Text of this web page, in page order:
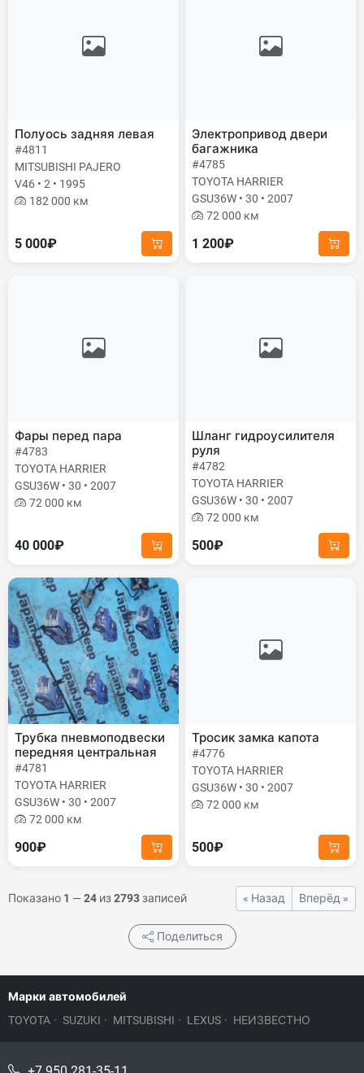
Полуось задняя левая
#4811
MITSUBISHI PAJERO
V46 • 2 • 1995
182 000 км
5 000₽
Электропривод двери
багажника
#4785
TOYOTA HARRIER
GSU36W • 30 • 2007
72 000 км
1 200₽
Фары перед пара
#4783
TOYOTA HARRIER
GSU36W • 30 • 2007
72 000 км
40 000₽
Шланг гидроусилителя
руля
#4782
TOYOTA HARRIER
GSU36W • 30 • 2007
72 000 км
500₽
Трубка пневмоподвески
передняя центральная
#4781
TOYOTA HARRIER
GSU36W • 30 • 2007
72 000 км
900₽
Тросик замка капота
#4776
TOYOTA HARRIER
GSU36W • 30 • 2007
72 000 км
500₽
Показано 1 — 24 из2793записей « Назад Вперёд »
Поделиться
Марки автомобилей
TOYOTA · SUZUKI · MITSUBISHI · LEXUS · НЕИЗВЕСТНО